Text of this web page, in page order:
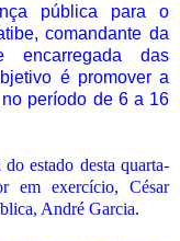
pública para o
comandante da
encarregada das
é promover a
período de 6 a 16
estado desta quarta-
em exercício, César
André Garcia.